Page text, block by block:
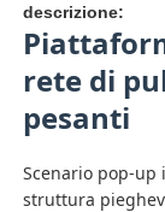
descrizione:
rete di
pesanti
Scenario pop-
struttura